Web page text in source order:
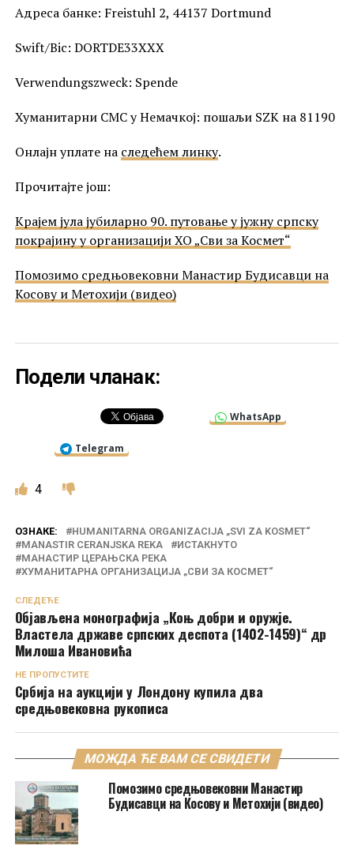
Адреса банке: Freistuhl 2, 44137 Dortmund
Swift/Bic: DORTDE33XXX
Verwendungszweck: Spende
Хуманитарни СМС у Немачкој: пошаљи SZK на 81190
Онлајн уплате на следећем линку.
Прочитајте још:
Крајем јула јубиларно 90. путовање у јужну српску
покрајину у организацији ХО „Сви за Космет“
Помозимо средњовековни Манастир Будисавци на
Косову и Метохији (видео)
Подели чланак:
WhatsApp
Telegram
4
ОЗНАКЕ:
HUMANITARNA ORGANIZACIJA „SVI ZA KOSMET“
MANASTIR CERANJSKA REKA
ИСТАКНУТО
МАНАСТИР ЦЕРАЊСКА РЕКА
ХУМАНИТАРНА ОРГАНИЗАЦИЈА „СВИ ЗА КОСМЕТ“
СЛЕДЕЋЕ
Објављена монографија „Коњ добри и оружје.
Властела државе српских деспота (1402-1459)“ др
Милоша Ивановића
НЕ ПРОПУСТИТЕ
Србија на аукцији у Лондону купила два
средњовековна рукописа
МОЖДА ЋЕ ВАМ СЕ СВИДЕТИ
Помозимо средњовековни Манастир
Будисавци на Косову и Метохији (видео)